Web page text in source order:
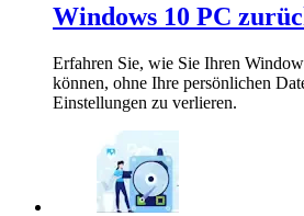
Windows 10 PC
Erfahren Sie, wie Sie Ihren
können, ohne Ihre persönlichen
Einstellungen zu verlieren.